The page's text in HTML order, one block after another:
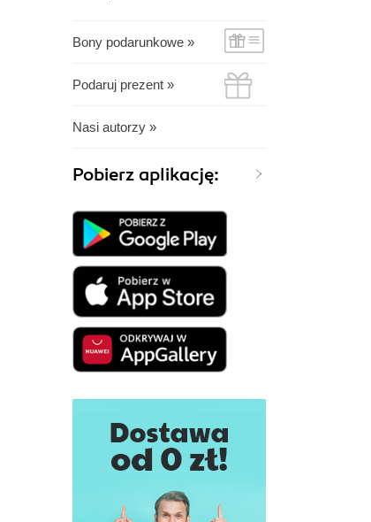
Bony podarunkowe »
Podaruj prezent »
Nasi autorzy »
Pobierz aplikację: